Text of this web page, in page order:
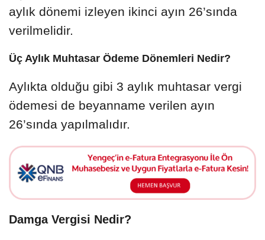
aylık dönemi izleyen ikinci ayın 26’sında
verilmelidir.
Üç Aylık Muhtasar Ödeme Dönemleri Nedir?
Aylıkta olduğu gibi 3 aylık muhtasar vergi
ödemesi de beyanname verilen ayın
26’sında yapılmalıdır.
Damga Vergisi Nedir?